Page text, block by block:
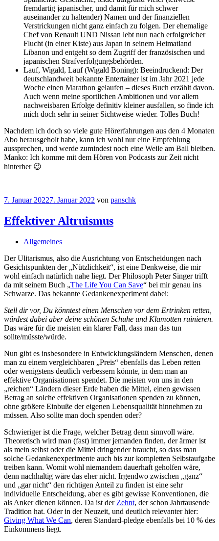
fremdartig japanischer, und damit für mich schwer
auseinander zu haltender) Namen und der finanziellen
Verstrickungen nicht ganz einfach zu folgen. Der ehemalige
Chef von Renault UND Nissan lebt nun nach erfolgreicher
Flucht (in einer Kiste) aus Japan in seinem Heimatland
Libanon und entgeht so dem Zugriff der französischen und
japanischen Strafverfolgungsbehörden.
Lauf, Wigald, Lauf (Wigald Boning): Beeindruckend: Der
deutschlandweit bekannte Entertainer ist im Jahr 2021 jede
Woche einen Marathon gelaufen – dieses Buch erzählt davon.
Auch wenn meine sportlichen Ambitionen und vor allem
nachweisbaren Erfolge definitiv kleiner ausfallen, so finde ich
mich doch sehr in seiner Sichtweise wieder. Tolles Buch!
Nachdem ich doch so viele gute Hörerfahrungen aus den 4 Monaten
Abo herausgeholt habe, kann ich wohl nur eine Empfehlung
aussprechen, und werde zumindest noch eine Weile am Ball bleiben.
Manko: Ich komme mit dem Hören von Podcasts zur Zeit nicht
hinterher 😉
7. Januar 20227. Januar 2022 von panschk
Effektiver Altruismus
Allgemeines
Der Ulitarismus, also die Ausrichtung von Entscheidungen nach
Gesichtspunkten der „Nützlichkeit“, ist eine Denkweise, die mir
wohl einfach natürlich nahe liegt. Der Philosoph Peter Singer trifft
da mit seinem Buch „The Life You Can Save“ bei mir genau ins
Schwarze. Das bekannte Gedankenexperiment dabei:
Stell dir vor, Du könntest einen Menschen vor dem Ertrinken retten,
würdest dabei aber deine schönen Schuhe und Klamotten ruinieren.
Das wäre für die meisten ein klarer Fall, dass man das tun
sollte/müsste/würde.
Nun gibt es insbesondere in Entwicklungsländern Menschen, denen
man zu einem vergleichbaren „Preis“ ebenfalls das Leben retten
oder wenigstens deutlich verbessern könnte, in dem man an
effektive Organisationen spendet. Die meisten von uns in den
„reichen“ Ländern dieser Erde haben die Mittel, einen gewissen
Betrag an solche effektiven Organisationen spenden zu können,
ohne größere Einbuße der eigenen Lebensqualität hinnehmen zu
müssen. Also sollte man doch spenden oder?
Schwieriger ist die Frage, welcher Betrag denn sinnvoll wäre.
Theoretisch wird man (fast) immer jemanden finden, der ärmer ist
als mein selbst oder die Mittel dringender braucht, so dass man
solche Gedankenexperimente auch bis zur kompletten Selbstaufgabe
treiben kann. Womit wohl niemandem dauerhaft geholfen wäre,
denn nachhaltig wäre das eher nicht. Irgendwo zwischen „ganz“
und „gar nicht“ den richtigen Anteil zu finden ist eine sehr
individuelle Entscheidung, aber es gibt gewisse Konventionen, die
als Anker dienen können. Da ist der Zehnt, der schon Jahrtausende
Tradition hat. Oder in der Neuzeit, und deutlich relevanter hier:
Giving What We Can, deren Standard-pledge ebenfalls bei 10 % des
Einkommens liegt.